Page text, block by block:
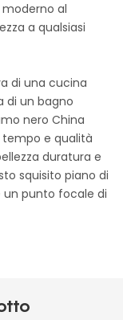
al
a qualsiasi
di una cucina
di un bagno
nero China
tempo e qualità
duratura e
squisito piano di
punto focale di